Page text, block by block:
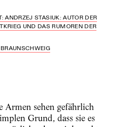
ANDRZEJ STASIUK: AUTOR DER
UND DAS RUMOREN DER
Armen sehen gefährlich
Grund, dass sie es